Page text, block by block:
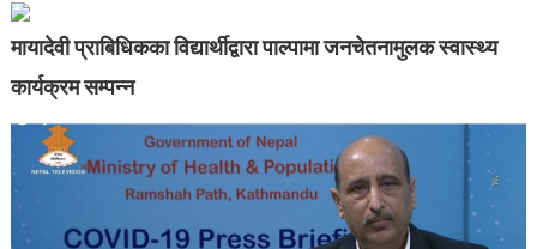
मायादेवी प्राबिधिकका विद्यार्थीद्वारा पाल्पामा जनचेतनामुलक स्वास्थ्य
कार्यक्रम सम्पन्न